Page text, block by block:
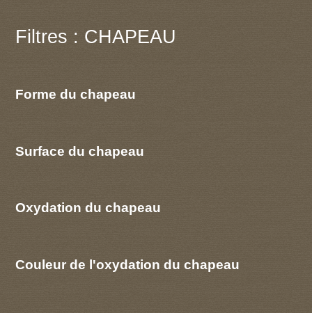
Filtres : CHAPEAU
Forme du chapeau
Surface du chapeau
Oxydation du chapeau
Couleur de l'oxydation du chapeau